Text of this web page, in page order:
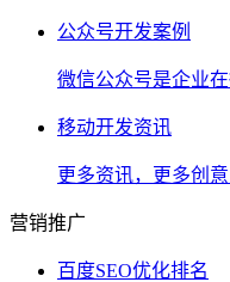
公众号开发案例
微信公众号是企业
移动开发资讯
更多资讯，更多创
营销推广
百度SEO优化排名